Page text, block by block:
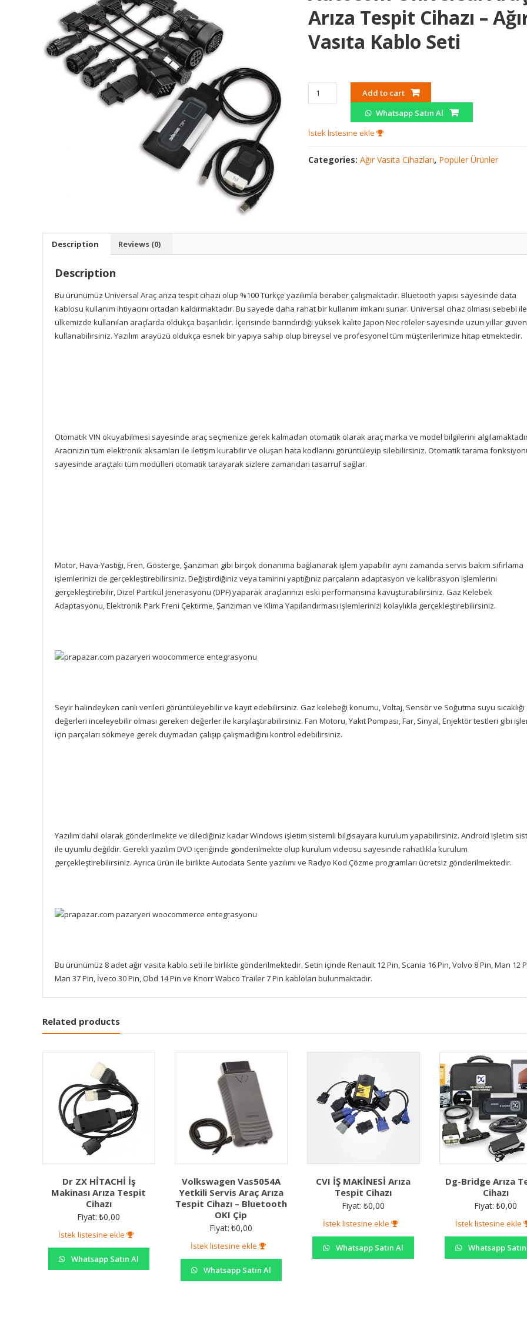
Arıza Tespit Cihazı –
Vasıta Kablo Seti
Autocom
Universal
Arıza
Cihazı
quantity
Add to cart
Whatsapp Satın Al
İstek listesine ekle
Categories:Ağır Vasıta Cihazları, Popüler Ürünler
Description Reviews (0)
Description
Bu ürünümüz Universal Araç arıza tespit cihazı olup %100 Türkçe yazılımla beraber çalışmaktadır. Bluetooth yapısı sayesinde data
kablosu kullanım ihtiyacını ortadan kaldırmaktadır. Bu sayede daha rahat bir kullanım imkanı sunar. Universal cihaz olması sebebi ile
ülkemizde kullanılan araçlarda oldukça başarılıdır. İçerisinde barındırdığı yüksek kalite Japon Nec röleler sayesinde uzun yıllar
kullanabilirsiniz. Yazılım arayüzü oldukça esnek bir yapıya sahip olup bireysel ve profesyonel tüm müşterilerimize hitap etmektedir.
Otomatik VIN okuyabilmesi sayesinde araç seçmenize gerek kalmadan otomatik olarak araç marka ve model bilgilerini
Aracınızın tüm elektronik aksamları ile iletişim kurabilir ve oluşan hata kodlarını görüntüleyip silebilirsiniz. Otomatik tarama
sayesinde araçtaki tüm modülleri otomatik tarayarak sizlere zamandan tasarruf sağlar.
Motor, Hava-Yastığı, Fren, Gösterge, Şanzıman gibi birçok donanıma bağlanarak işlem yapabilir aynı zamanda servis bakım sıfırlama
işlemlerinizi de gerçekleştirebilirsiniz. Değiştirdiğiniz veya tamirini yaptığınız parçaların adaptasyon ve kalibrasyon işlemlerini
gerçekleştirebilir, Dizel Partikül Jenerasyonu (DPF) yaparak araçlarınızı eski performansına kavuşturabilirsiniz. Gaz Kelebek
Adaptasyonu, Elektronik Park Freni Çektirme, Şanzıman ve Klima Yapılandırması işlemlerinizi kolaylıkla gerçekleştirebilirsiniz.
Seyir halindeyken canlı verileri görüntüleyebilir ve kayıt edebilirsiniz. Gaz kelebeği konumu, Voltaj, Sensör ve Soğutma suyu sıcaklığı
değerleri inceleyebilir olması gereken değerler ile karşılaştırabilirsiniz. Fan Motoru, Yakıt Pompası, Far, Sinyal, Enjektör testleri gibi
için parçaları sökmeye gerek duymadan çalışıp çalışmadığını kontrol edebilirsiniz.
Yazılım dahil olarak gönderilmekte ve dilediğiniz kadar Windows işletim sistemli bilgisayara kurulum yapabilirsiniz. Android işletim
ile uyumlu değildir. Gerekli yazılım DVD içeriğinde gönderilmekte olup kurulum videosu sayesinde rahatlıkla kurulum
gerçekleştirebilirsiniz. Ayrıca ürün ile birlikte Autodata Sente yazılımı ve Radyo Kod Çözme programları ücretsiz gönderilmektedir.
Bu ürünümüz 8 adet ağır vasıta kablo seti ile birlikte gönderilmektedir. Setin içinde Renault 12 Pin, Scania 16 Pin, Volvo 8 Pin, Man 12
Man 37 Pin, İveco 30 Pin, Obd 14 Pin ve Knorr Wabco Trailer 7 Pin kabloları bulunmaktadır.
Related products
Dr ZX HİTACHİ İş
Makinası Arıza Tespit
Cihazı
Fiyat: ₺0,00
İstek listesine ekle
Whatsapp Satın Al
Volkswagen Vas5054A
Yetkili Servis Araç Arıza
Tespit Cihazı – Bluetooth
OKI Çip
Fiyat: ₺0,00
İstek listesine ekle
Whatsapp Satın Al
CVI İŞ MAKİNESİ Arıza
Tespit Cihazı
Fiyat: ₺0,00
İstek listesine ekle
Whatsapp Satın Al
Dg-Bridge Arıza
Cihazı
Fiyat: ₺0,00
İstek listesine ekle
Whatsapp